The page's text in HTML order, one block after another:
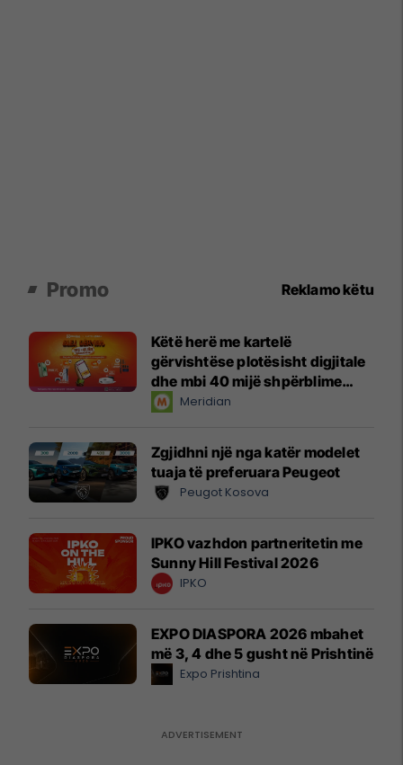
Promo Reklamo këtu
Këtë herë me kartelë
gërvishtëse plotësisht digjitale
dhe mbi 40 mijë shpërblime
instant!Meridian
Zgjidhni një nga katër modelet
tuaja të preferuara Peugeot
Peugot Kosova
IPKO vazhdon partneritetin me
Sunny Hill Festival 2026
IPKO
EXPO DIASPORA 2026 mbahet
më 3, 4 dhe 5 gusht në Prishtinë
Expo Prishtina